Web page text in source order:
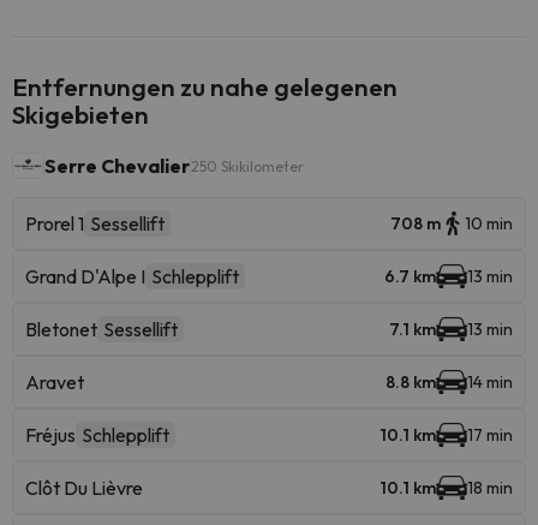
Entfernungen zu nahe gelegenen
Skigebieten
Serre Chevalier250 Skikilometer
Prorel 1 Sessellift 708 m 10 min
Grand D'Alpe I Schlepplift 6.7 km 13 min
Bletonet Sessellift 7.1 km 13 min
Aravet 8.8 km 14 min
Fréjus Schlepplift 10.1 km 17 min
Clôt Du Lièvre 10.1 km 18 min